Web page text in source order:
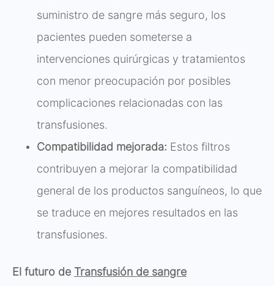
suministro de sangre más seguro, los
pacientes pueden someterse a
intervenciones quirúrgicas y tratamientos
con menor preocupación por posibles
complicaciones relacionadas con las
transfusiones.
Compatibilidad mejorada: Estos filtros
contribuyen a mejorar la compatibilidad
general de los productos sanguíneos, lo que
se traduce en mejores resultados en las
transfusiones.
El futuro de Transfusión de sangre